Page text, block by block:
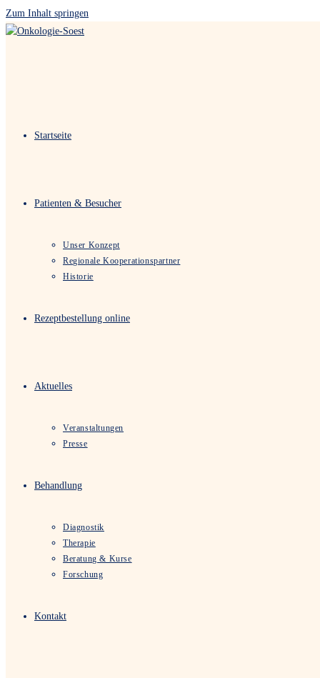
Zum Inhalt springen
Startseite
Patienten & Besucher
Unser Konzept
Regionale Kooperationspartner
Historie
Rezeptbestellung online
Aktuelles
Veranstaltungen
Presse
Behandlung
Diagnostik
Therapie
Beratung & Kurse
Forschung
Kontakt